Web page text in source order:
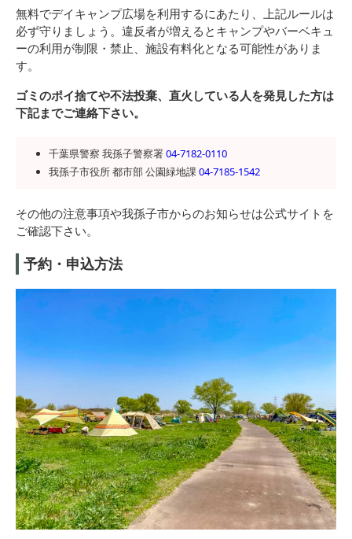
無料でデイキャンプ広場を利用するにあたり、上記ルールは
必ず守りましょう。違反者が増えるとキャンプやバーベキュ
ーの利用が制限・禁止、施設有料化となる可能性がありま
す。
ゴミのポイ捨てや不法投棄、直火している人を発見した方は
下記までご連絡下さい。
千葉県警察 我孫子警察署04-7182-0110
我孫子市役所 都市部 公園緑地課04-7185-1542
その他の注意事項や我孫子市からのお知らせは公式サイトを
ご確認下さい。
予約・申込方法